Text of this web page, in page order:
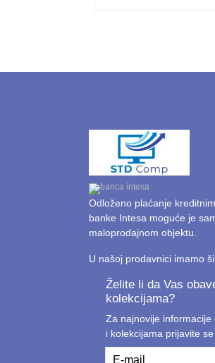
Odloženo plaćanje
banke Intesa moguće je
maloprodajnom objektu.
U našoj prodavnici imamo
Želite li da Vas
kolekcijama?
Za najnovije
i kolekcijama prijavite
E-mail